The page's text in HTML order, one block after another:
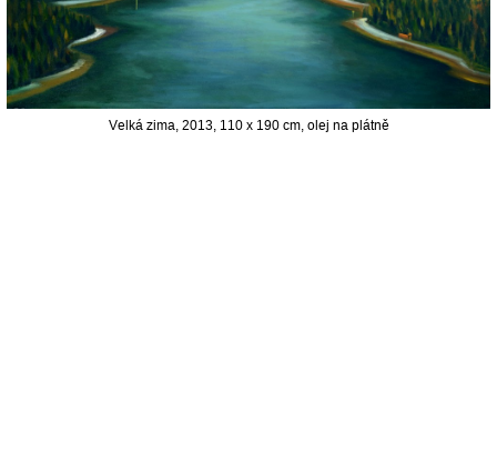
Velká zima, 2013, 110 x 190 cm, olej na plátně